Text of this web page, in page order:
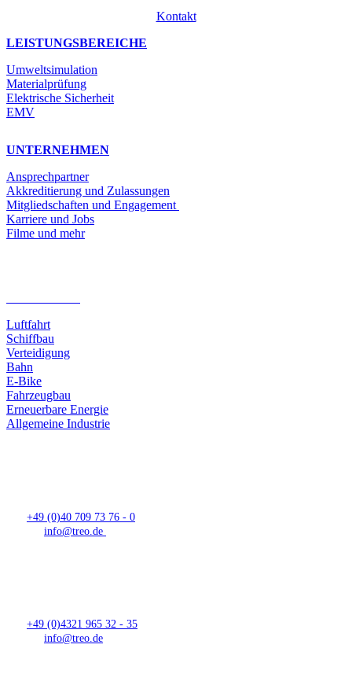
Kontakt
LEISTUNGSBEREICHE
Umweltsimulation
Materialprüfung
Elektrische Sicherheit
EMV
UNTERNEHMEN
Ansprechpartner
Akkreditierung und Zulassungen
Mitgliedschaften und Engagement
Karriere und Jobs
Filme und mehr
Luftfahrt
Schiffbau
Verteidigung
Bahn
E-Bike
Fahrzeugbau
Erneuerbare Energie
Allgemeine Industrie
+49 (0)40 709 73 76 - 0
info@treo.de
+49 (0)4321 965 32 - 35
info@treo.de